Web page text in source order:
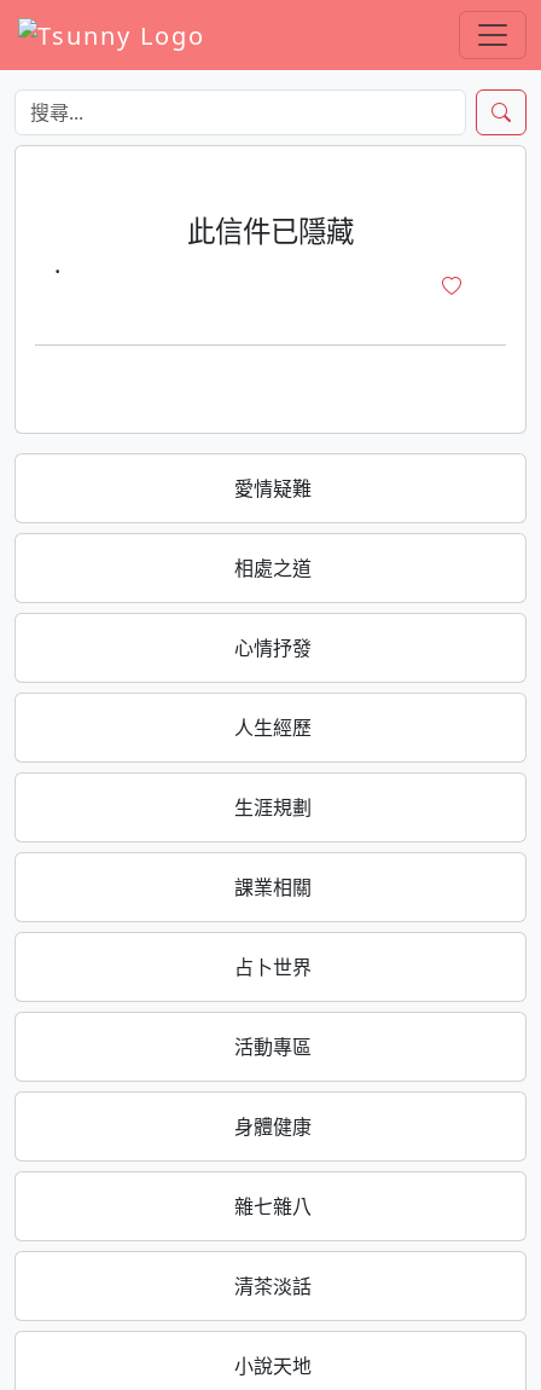
愛情疑難
相處之道
心情抒發
人生經歷
生涯規劃
課業相關
占卜世界
活動專區
身體健康
雜七雜八
清茶淡話
小說天地
此信件已隱藏
·